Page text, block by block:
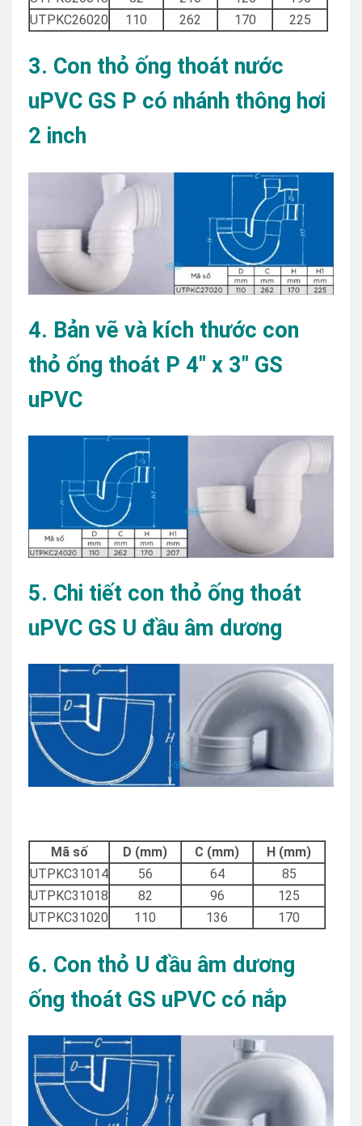
UTPKC26020
110 262 170 225
3. Con thỏ ống thoát nước
uPVC GS P có nhánh thông hơi
2 inch
4. Bản vẽ và kích thước con
thỏ ống thoát P 4″ x 3″ GS
uPVC
5. Chi tiết con thỏ ống thoát
uPVC GS U đầu âm dương
Mã số D (mm) C (mm)
H (mm)
UTPKC31014
56 64
85
UTPKC31018
82 96
125
UTPKC31020
110 136 170
6. Con thỏ U đầu âm dương
ống thoát GS uPVC có nắp